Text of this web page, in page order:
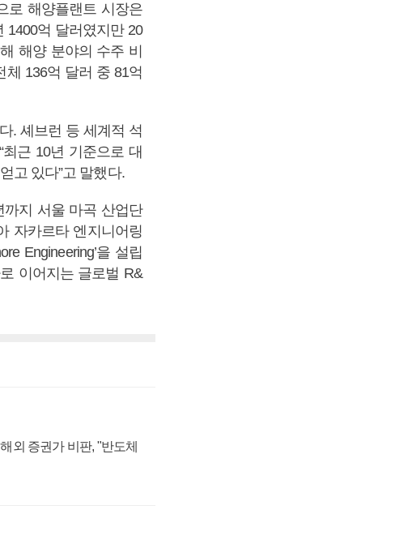
로 해양플랜트 시장은
1400억 달러였지만 20
해양 분야의 수주 비
136억 달러 중 81억
. 셰브런 등 세계적 석
근 10년 기준으로 대
고 있다”고 말했다.
까지 서울 마곡 산업단
자카르타 엔지니어링
Engineering’을 설립
이어지는 글로벌 R&
외 증권가 비판, "반도체